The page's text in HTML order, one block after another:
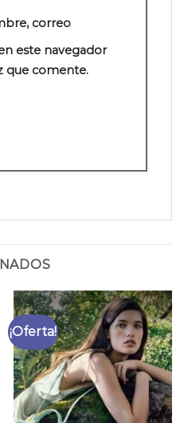
correo
este navegador
que comente.
¡Oferta!